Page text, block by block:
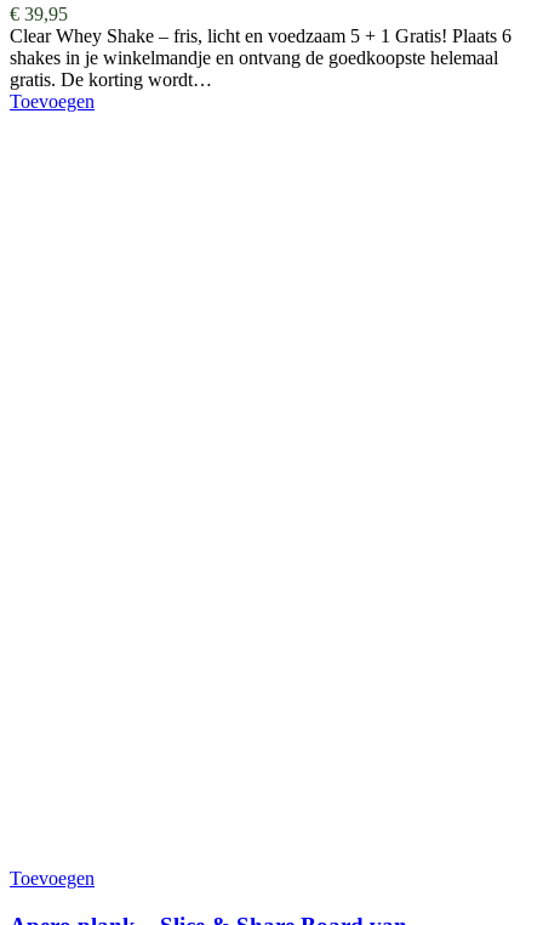
€ 39,95
Clear Whey Shake – fris, licht en voedzaam 5 + 1 Gratis! Plaats 6
shakes in je winkelmandje en ontvang de goedkoopste helemaal
gratis. De korting wordt…
Toevoegen
Toevoegen